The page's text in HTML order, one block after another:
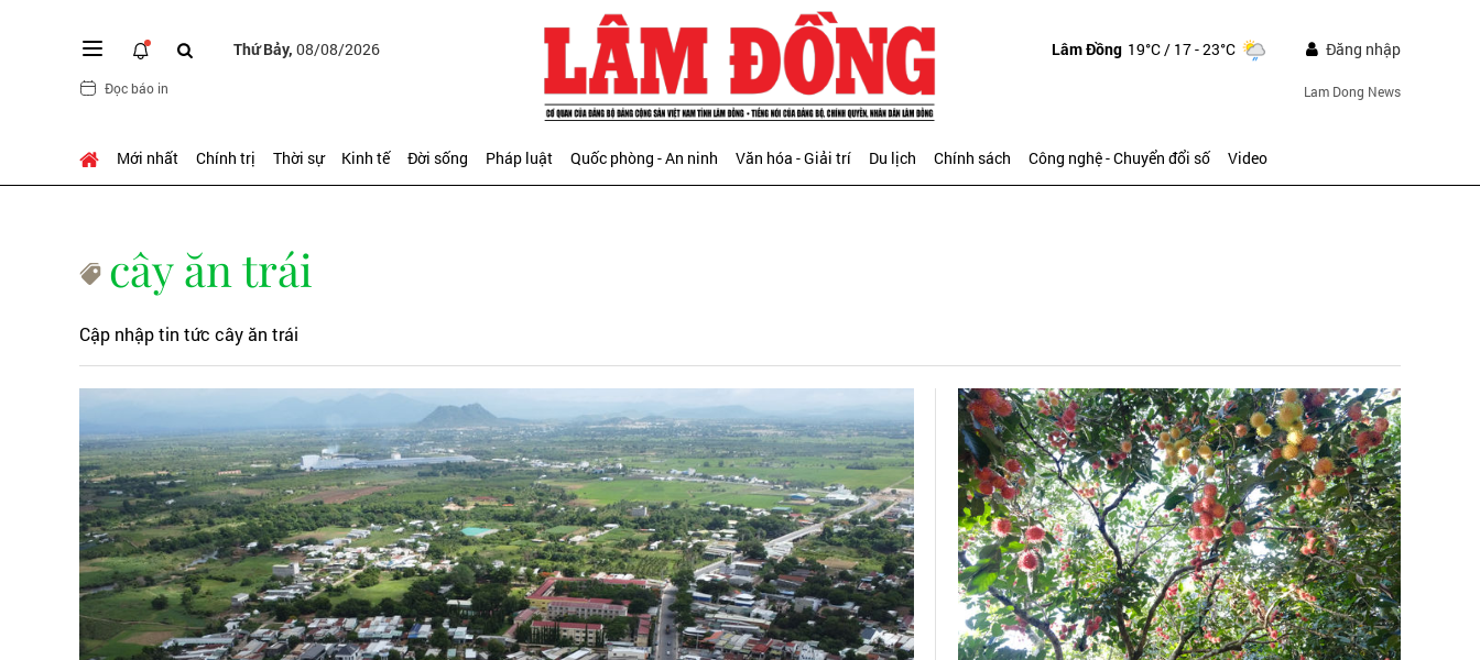
Thứ Bảy, 08/08/2026
Đọc báo in
Lâm Đồng 19°C/ 17 - 23°C Đăng nhập
Lam Dong News
Mới nhất Chính trị Thời sự Kinh tế Đời sống Pháp luật Quốc phòng - An ninh Văn hóa - Giải trí Du lịch Chính sách Công nghệ - Chuyển đổi số Video
cây ăn trái
Cập nhập tin tức cây ăn trái